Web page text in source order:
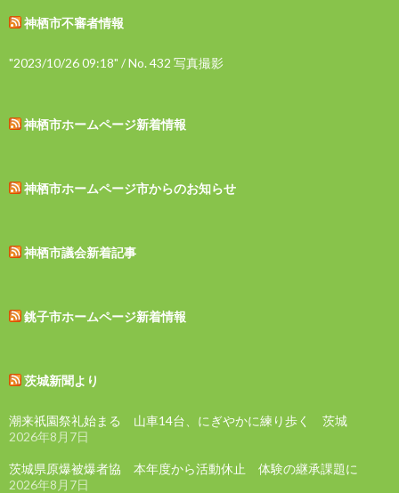
神栖市不審者情報
"2023/10/26 09:18" / No. 432 写真撮影
神栖市ホームページ新着情報
神栖市ホームページ市からのお知らせ
神栖市議会新着記事
銚子市ホームページ新着情報
茨城新聞より
潮来祇園祭礼始まる 山車14台、にぎやかに練り歩く 茨城
2026年8月7日
茨城県原爆被爆者協 本年度から活動休止 体験の継承課題に
2026年8月7日